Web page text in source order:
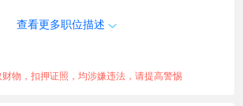
常用实验室测量仪器（模拟电源、功率计、
查看更多职位描述
物，扣押证照，均涉嫌违法，请提高警惕